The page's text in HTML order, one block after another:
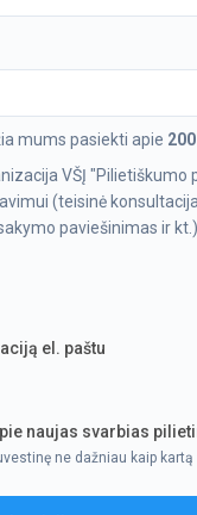
mums pasiekti apie 200
VŠĮ "Pilietiškumo
(teisinė
paviešinimas ir kt.).
el. paštu
naujas svarbias
ne dažniau kaip kartą